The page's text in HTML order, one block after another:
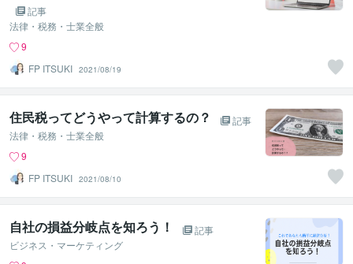
記事
法律・税務・士業全般
9
FP ITSUKI 2021/08/19
住民税ってどうやって計算するの？
記事
法律・税務・士業全般
9
FP ITSUKI 2021/08/10
自社の損益分岐点を知ろう！
記事
ビジネス・マーケティング